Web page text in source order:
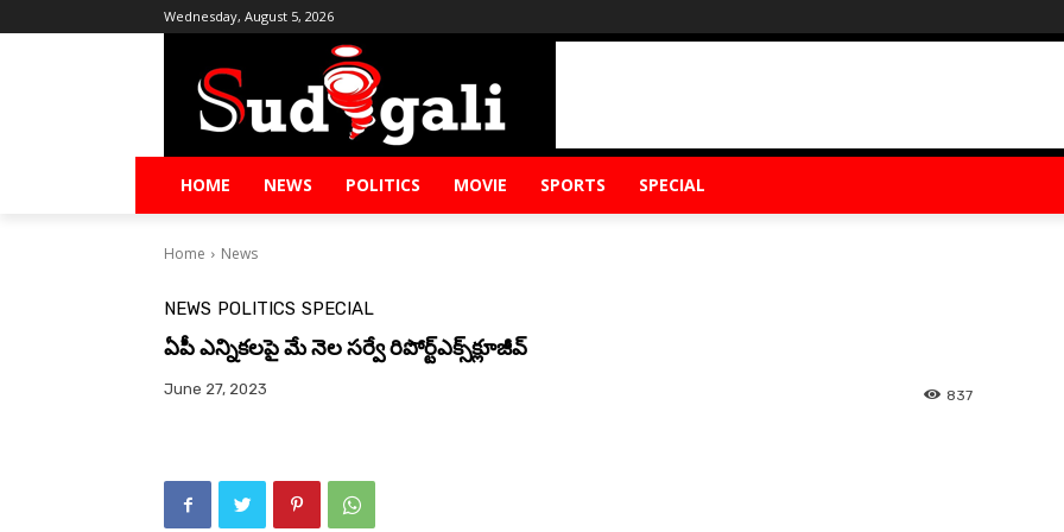
Wednesday, August 5, 2026
HOME NEWS POLITICS MOVIE SPORTS SPECIAL
Home News
NEWS POLITICS SPECIAL
ఏపీ ఎన్నిక‌ల‌పై మే నెల స‌ర్వే రిపోర్ట్‌ఎక్స్‌క్లూజీవ్‌
June 27, 2023 837